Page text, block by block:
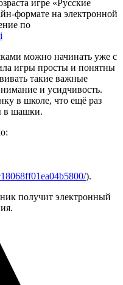
игре «Русские
формате на электронной
по
можно начинать уже с
игры просты и понятны
такие важные
и усидчивость.
в школе, что ещё раз
в шашки.
).
получит электронный